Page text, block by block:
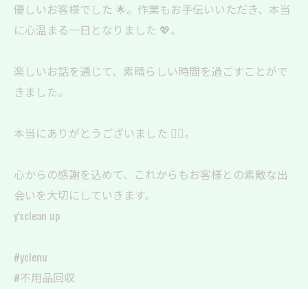
優しいお客様でした 🌟。作業もお手伝いいただき、本当
に心温まる一日となりました 💖。
楽しいお話を通じて、素晴らしい時間を過ごすことがで
きました。
本当にありがとうございました 🙇‍♂️。
心からの感謝を込めて、これからもお客様との素敵な出
会いを大切にしていきます。
y'sclean up
#yclenu
#不用品回収